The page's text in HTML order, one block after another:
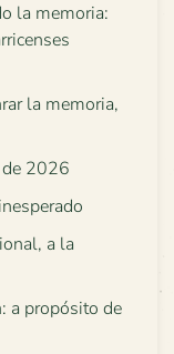
la memoria:
la memoria,
de 2026
a la
a propósito de